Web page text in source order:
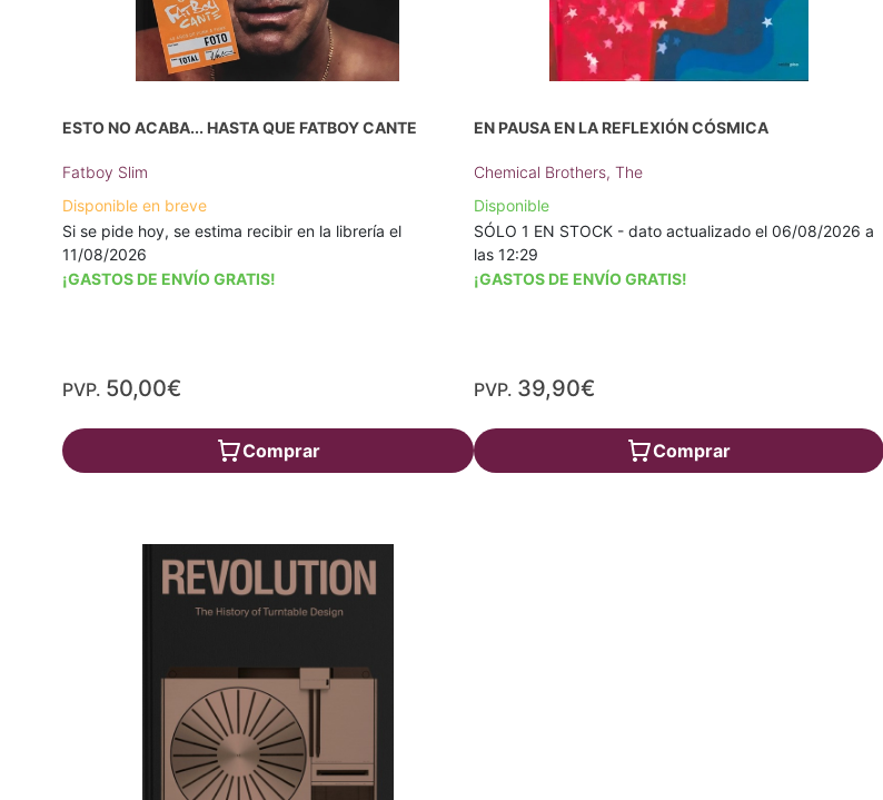
ESTO NO ACABA... HASTA QUE FATBOY CANTE
Fatboy Slim
Disponible en breve
Si se pide hoy, se estima recibir en la librería el
11/08/2026
¡GASTOS DE ENVÍO GRATIS!
PVP. 50,00€
Comprar
EN PAUSA EN LA REFLEXIÓN CÓSMICA
Chemical Brothers, The
Disponible
SÓLO 1 EN STOCK - dato actualizado el 06/08/2026 a
las 12:29
¡GASTOS DE ENVÍO GRATIS!
PVP. 39,90€
Comprar